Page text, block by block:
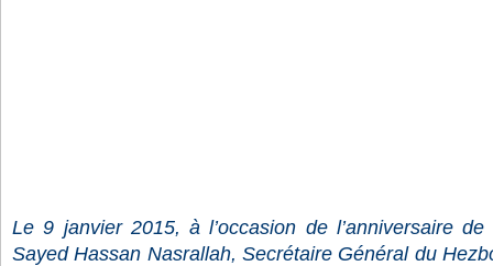
Le 9 janvier 2015, à l’occasion de l’anniversaire
Sayed Hassan Nasrallah, Secrétaire Général du